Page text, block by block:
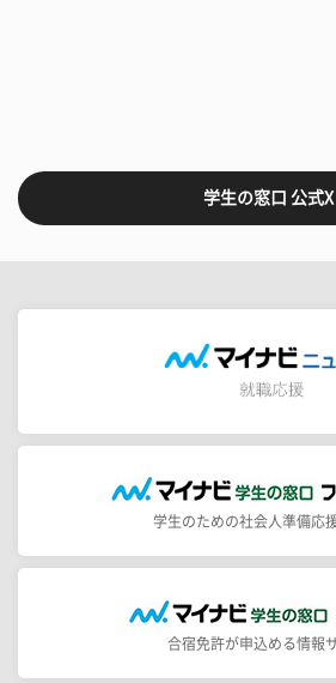
学生の窓口 公式X
学生のための社会人準備応
合宿免許が申込める情報